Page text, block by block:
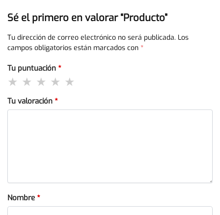
Sé el primero en valorar “Producto”
Tu dirección de correo electrónico no será publicada. Los
campos obligatorios están marcados con *
Tu puntuación *
Tu valoración *
Nombre *